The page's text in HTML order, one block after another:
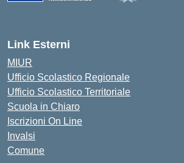
Link Esterni
MIUR
Ufficio Scolastico Regionale
Ufficio Scolastico Territoriale
Scuola in Chiaro
Iscrizioni On Line
Invalsi
Comune